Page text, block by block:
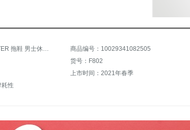
商品名称：K-HUNTER 拖鞋 男士休闲拖鞋 户外室外 一字拖百搭凉拖鞋 沙滩鞋男 黑色 41 商品编号：10029341082505
货号：F802
上市时间：2021年春季
性